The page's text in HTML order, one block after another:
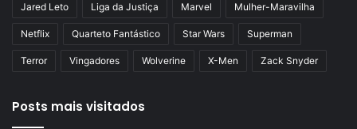
Jared Leto Liga da Justiça Marvel Mulher-Maravilha
Netflix Quarteto Fantástico Star Wars Superman
Terror Vingadores Wolverine X-Men Zack Snyder
Posts mais visitados